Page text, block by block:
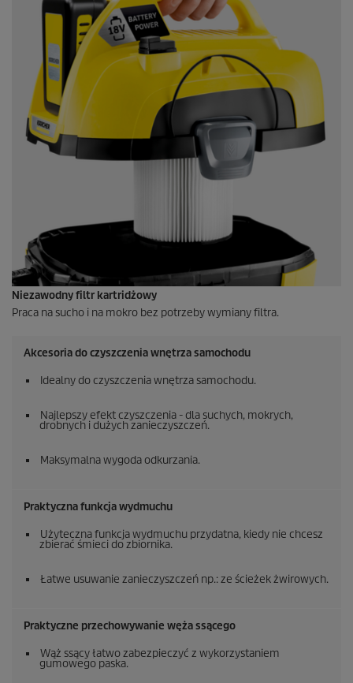
Niezawodny filtr kartridżowy
Praca na sucho i na mokro bez potrzeby wymiany filtra.
Akcesoria do czyszczenia wnętrza samochodu
Idealny do czyszczenia wnętrza samochodu.
Najlepszy efekt czyszczenia - dla suchych, mokrych,
drobnych i dużych zanieczyszczeń.
Maksymalna wygoda odkurzania.
Praktyczna funkcja wydmuchu
Użyteczna funkcja wydmuchu przydatna, kiedy nie chcesz
zbierać śmieci do zbiornika.
Łatwe usuwanie zanieczyszczeń np.: ze ścieżek żwirowych.
Praktyczne przechowywanie węża ssącego
Wąż ssący łatwo zabezpieczyć z wykorzystaniem
gumowego paska.